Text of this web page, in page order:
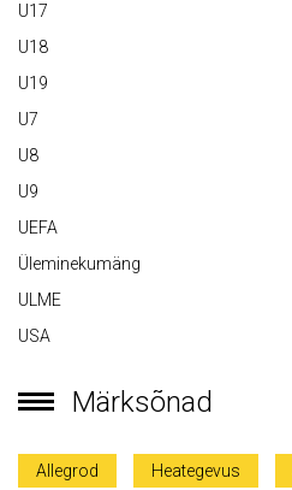
U17
U18
U19
U7
U8
U9
UEFA
Üleminekumäng
ULME
USA
Märksõnad
Allegrod Heategevus